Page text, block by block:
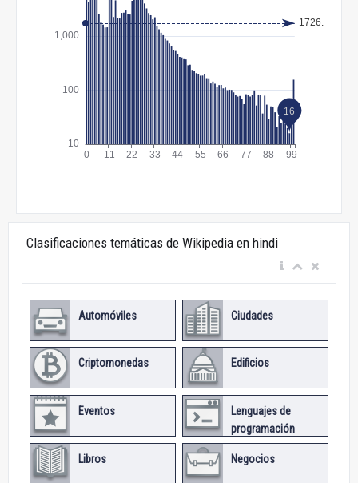
Clasificaciones temáticas de Wikipedia en hindi
Automóviles Ciudades
Criptomonedas Edificios
Eventos
Lenguajes de
programación
Libros Negocios